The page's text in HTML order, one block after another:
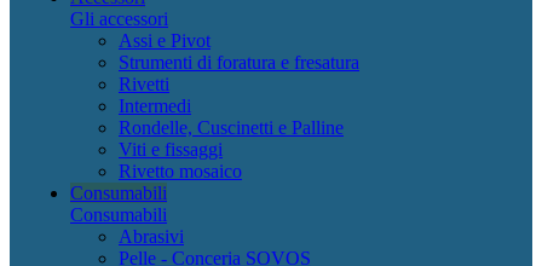
Gli accessori
Assi e Pivot
Strumenti di foratura e fresatura
Rivetti
Intermedi
Rondelle, Cuscinetti e Palline
Viti e fissaggi
Rivetto mosaico
Consumabili
Consumabili
Abrasivi
Pelle - Conceria SOVOS